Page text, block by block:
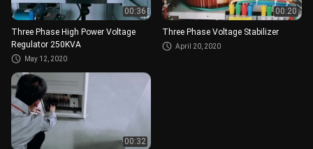
00:36
Three Phase High Power Voltage
Regulator 250KVA
May 12, 2020
00:20
Three Phase Voltage Stabilizer
April 20, 2020
00:32